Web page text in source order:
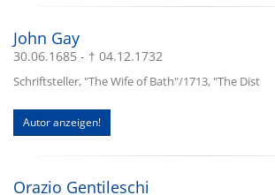
John Gay
30.06.1685 - † 04.12.1732
Schriftsteller, "The Wife of Bath"/1713, "The Dist
Autor anzeigen!
Orazio Gentileschi